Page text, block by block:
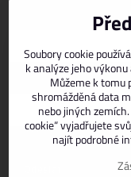
Soubory cookie
k analýze jeho
Můžeme k tomu
shromážděná data
nebo jiných
cookie“ vyjadřujete
najít podrobné